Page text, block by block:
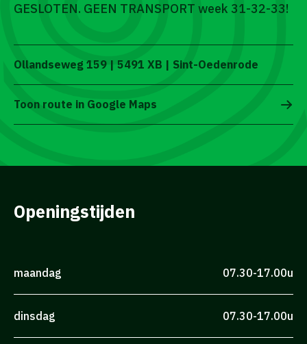
GESLOTEN. GEEN TRANSPORT week 31-32-33!
Ollandseweg 159 | 5491 XB | Sint-Oedenrode
Toon route in Google Maps
Openingstijden
maandag 07.30-17.00u
dinsdag 07.30-17.00u